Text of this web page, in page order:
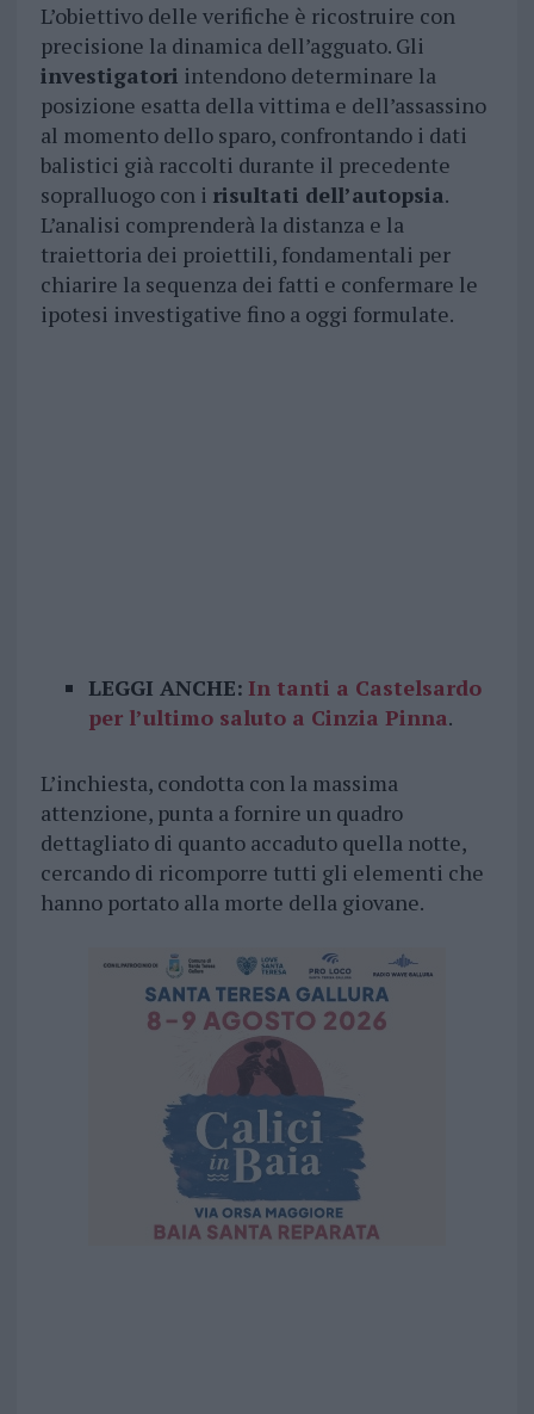
L’obiettivo delle verifiche è ricostruire con
precisione la dinamica dell’agguato. Gli
investigatori intendono determinare la
posizione esatta della vittima e dell’assassino
al momento dello sparo, confrontando i dati
balistici già raccolti durante il precedente
sopralluogo con i risultati dell’autopsia.
L’analisi comprenderà la distanza e la
traiettoria dei proiettili, fondamentali per
chiarire la sequenza dei fatti e confermare le
ipotesi investigative fino a oggi formulate.
LEGGI ANCHE: In tanti a Castelsardo
per l’ultimo saluto a Cinzia Pinna.
L’inchiesta, condotta con la massima
attenzione, punta a fornire un quadro
dettagliato di quanto accaduto quella notte,
cercando di ricomporre tutti gli elementi che
hanno portato alla morte della giovane.